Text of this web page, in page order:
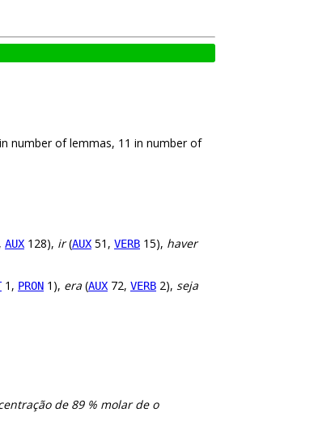
number of lemmas, 11 in number of
AUX 128), ir(AUX 51, VERB 15), haver
1, PRON 1), era (AUX 72, VERB 2), seja
de 89 % molar de o